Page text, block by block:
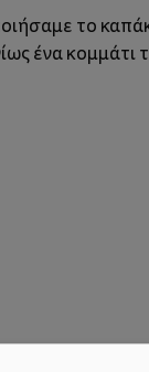
το
ένα κομμάτι